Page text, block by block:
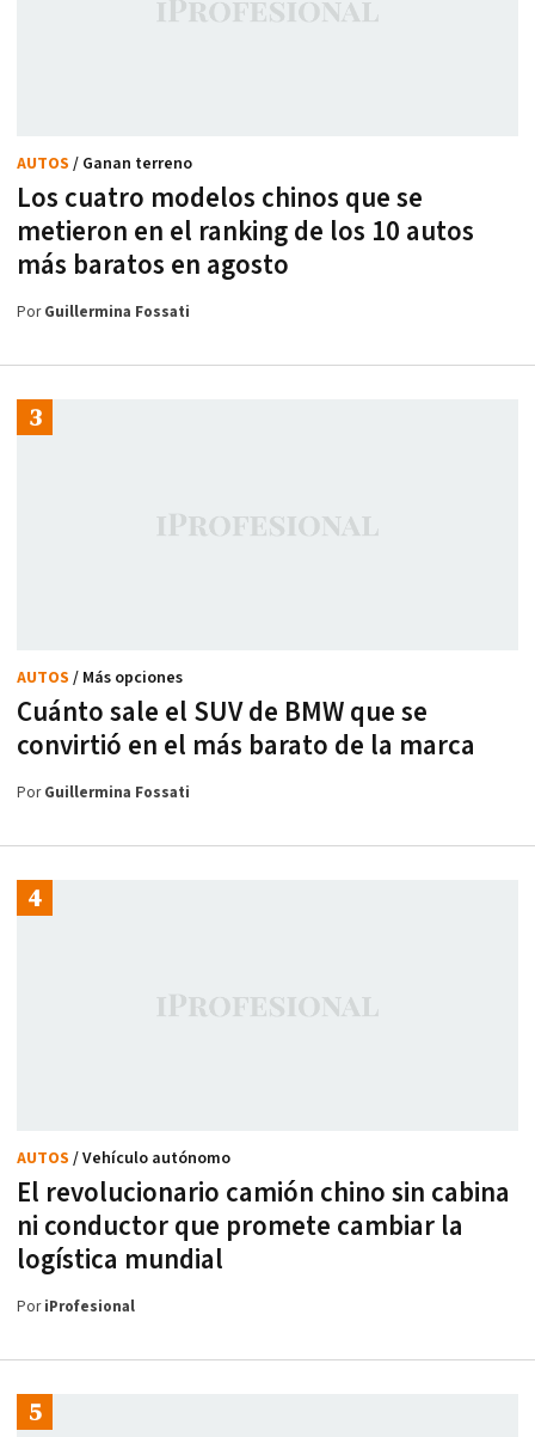
Los cuatro modelos chinos que se
metieron en el ranking de los 10 autos
más baratos en agosto
AUTOS / Ganan terreno
PorGuillermina Fossati
Cuánto sale el SUV de BMW que se
convirtió en el más barato de la marca
AUTOS / Más opciones
PorGuillermina Fossati
El revolucionario camión chino sin cabina
ni conductor que promete cambiar la
logística mundial
AUTOS / Vehículo autónomo
PoriProfesional